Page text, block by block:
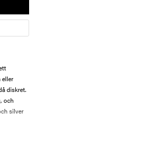
eller
diskret.
och
silver